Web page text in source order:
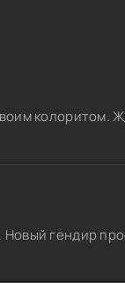
колоритом.
гендир